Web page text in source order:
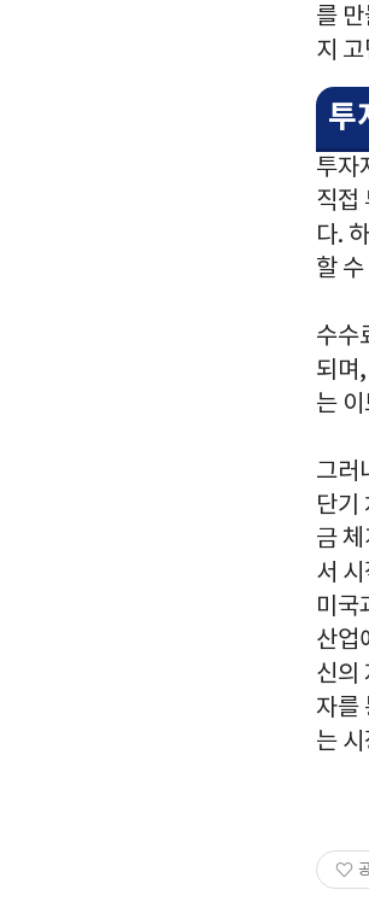
를
지
투
투자
직접
다.
할
수수
되며
는
그러
단기
금
서
미국
산업
신의
자를
는